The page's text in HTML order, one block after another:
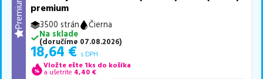
Premium
premium
3500 strán
Čierna
Na sklade
(doručíme 07.08.2026)
18,64 € s DPH
Vložte ešte 1ks do košíka
a ušetríte 4,40 €